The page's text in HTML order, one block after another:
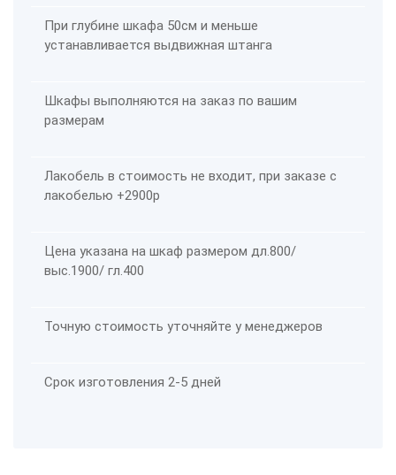
При глубине шкафа 50см и меньше
устанавливается выдвижная штанга
Шкафы выполняются на заказ по вашим
размерам
Лакобель в стоимость не входит, при заказе с
лакобелью +2900р
Цена указана на шкаф размером дл.800/
выс.1900/ гл.400
Точную стоимость уточняйте у менеджеров
Срок изготовления 2-5 дней